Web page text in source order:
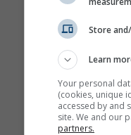
Store
Learn
Your personal
(cookies, unique
accessed by and
site. We and our
partners.